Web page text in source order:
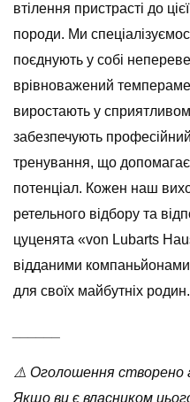
втілення пристрасті до
породи. Ми
поєднують у собі
врівноважений
виростають у
забезпечують
тренування, що допомагає
потенціал. Кожен наш
ретельного відбору та
цуценята «von Lubarts
відданими
для своїх майбутніх родин.
⚠️ Оголошення створено
Якщо ви є власником